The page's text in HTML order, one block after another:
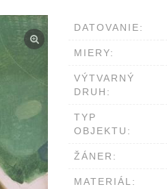
DATOVANIE:
MIERY:
VÝTVARNÝ
DRUH:
TYP
OBJEKTU:
ŽÁNER:
MATERIÁL: